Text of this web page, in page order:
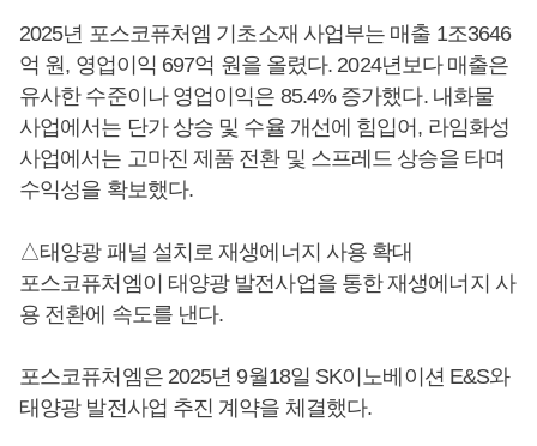
2025년 포스코퓨처엠 기초소재 사업부는 매출 1조3646
억 원, 영업이익 697억 원을 올렸다. 2024년보다 매출은
유사한 수준이나 영업이익은 85.4% 증가했다. 내화물
사업에서는 단가 상승 및 수율 개선에 힘입어, 라임화성
사업에서는 고마진 제품 전환 및 스프레드 상승을 타며
수익성을 확보했다.
△태양광 패널 설치로 재생에너지 사용 확대
포스코퓨처엠이 태양광 발전사업을 통한 재생에너지 사
용 전환에 속도를 낸다.
포스코퓨처엠은 2025년 9월18일 SK이노베이션 E&S와
태양광 발전사업 추진 계약을 체결했다.